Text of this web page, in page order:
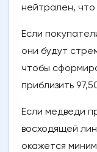
нейтрален,
Если
они будут
чтобы
приблизить
Если медведи
восходящей
окажется